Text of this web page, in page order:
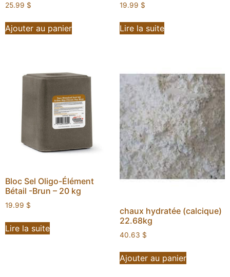
25.99 $
Ajouter au panier
19.99 $
Lire la suite
Bloc Sel Oligo-Élément
Bétail -Brun – 20 kg
19.99 $
Lire la suite
chaux hydratée (calcique)
22.68kg
40.63 $
Ajouter au panier